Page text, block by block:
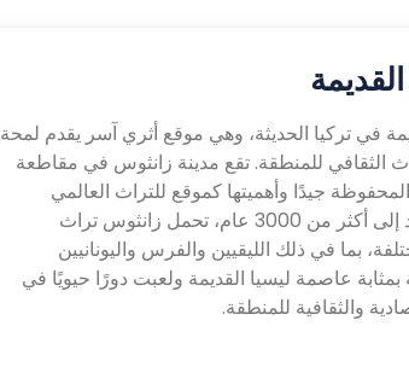
في تركيا الحديثة، وهي موقع أثري آسر يقدم لمحة
الثقافي للمنطقة. تقع مدينة زانثوس في مقاطعة
المحفوظة جيدًا وأهميتها كموقع للتراث العالمي
لليونسكو. مع تاريخ يعود إلى أكثر من 3000 عام، تحمل زانثوس تراث
بما في ذلك الليقيين والفرس واليونانيين
بمثابة عاصمة ليسيا القديمة ولعبت دورًا حيويًا في
والثقافية للمنطقة.